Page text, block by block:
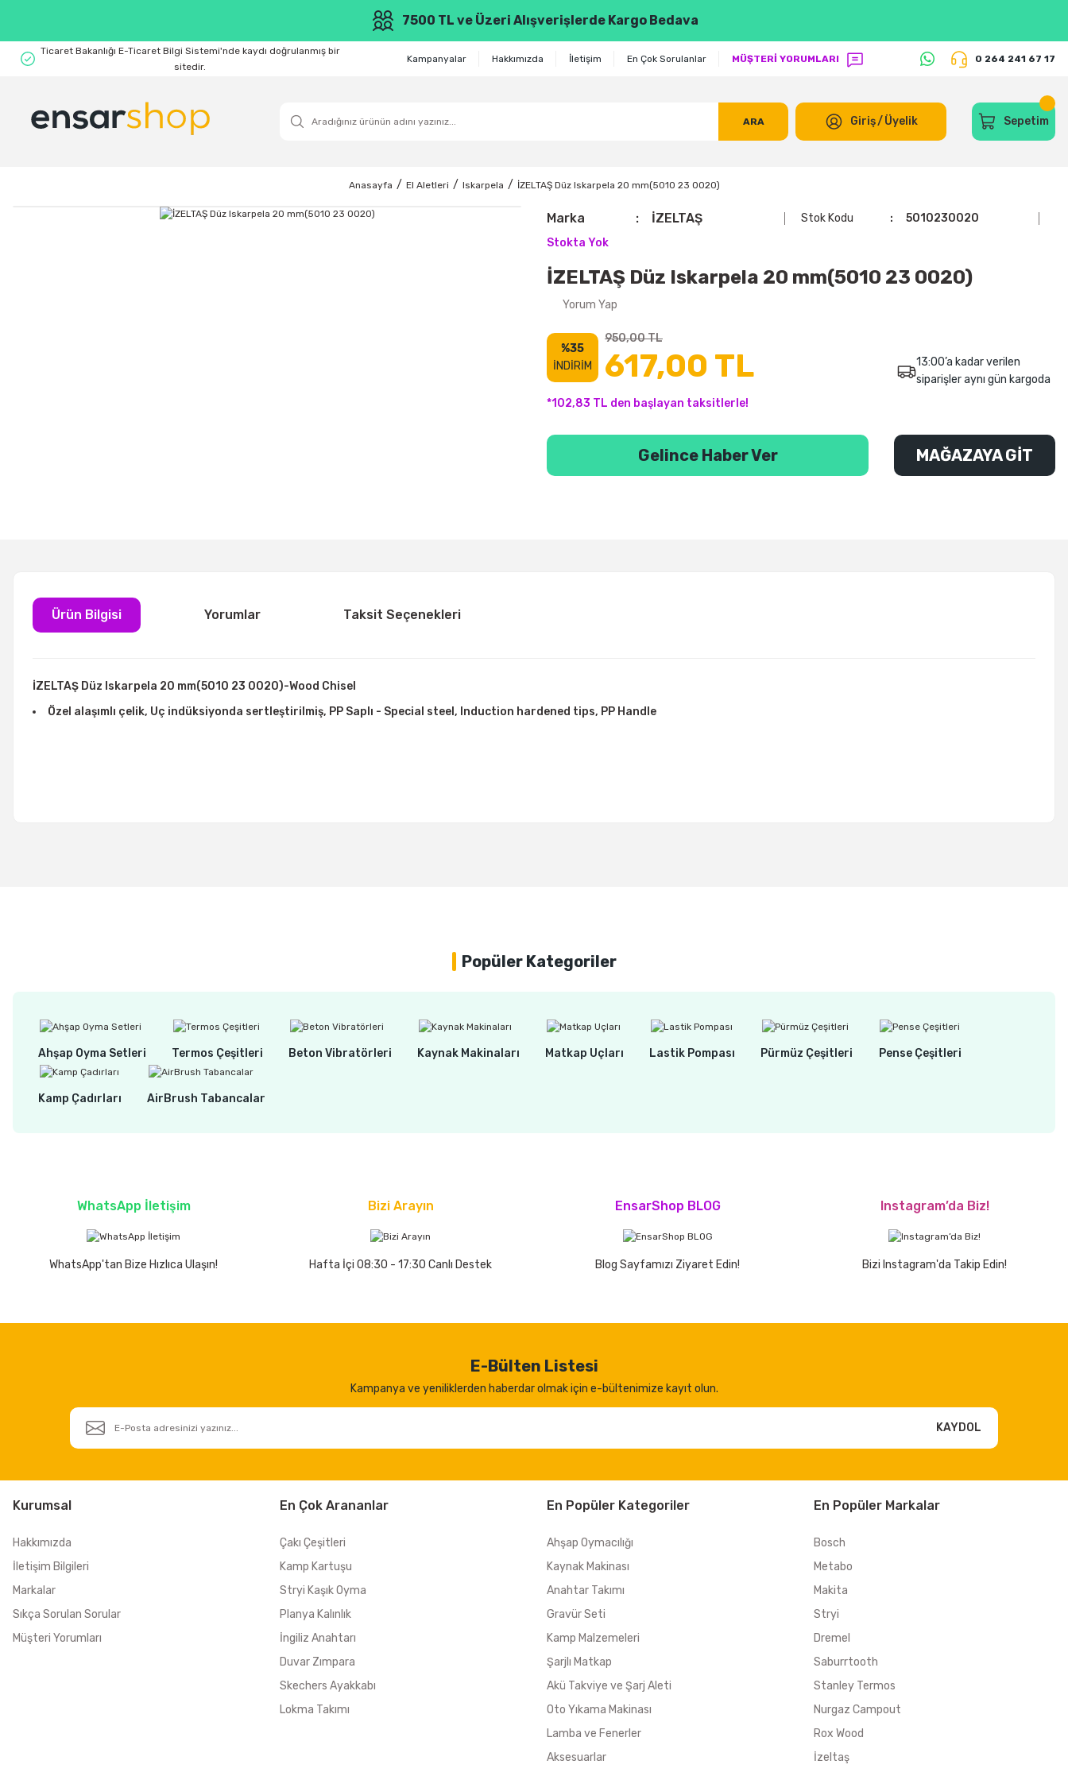
7500 TL ve Üzeri Alışverişlerde Kargo Bedava
Ticaret Bakanlığı E-Ticaret Bilgi Sistemi'nde kaydı doğrulanmış bir
sitedir.
Kampanyalar Hakkımızda İletişim En Çok Sorulanlar MÜŞTERİ YORUMLARI 0 264 241 67 17
ARA Giriş/Üyelik Sepetim
Anasayfa El Aletleri Iskarpela İZELTAŞ Düz Iskarpela 20 mm(5010 23 0020)
Marka İZELTAŞ Stok Kodu
5010230020
Stokta Yok
İZELTAŞ Düz Iskarpela 20 mm(5010 23 0020)
Yorum Yap
%35
İNDİRİM
950,00 TL
617,00 TL
*102,83 TL den başlayan taksitlerle!
13:00’a kadar verilen
siparişler aynı gün kargoda
Gelince Haber Ver MAĞAZAYA GİT
Ürün Bilgisi Yorumlar Taksit Seçenekleri
İZELTAŞ Düz Iskarpela 20 mm(5010 23 0020)-Wood Chisel
Özel alaşımlı çelik, Uç indüksiyonda sertleştirilmiş, PP Saplı - Special steel, Induction hardened tips, PP Handle
Popüler Kategoriler
Ahşap Oyma Setleri Termos Çeşitleri Beton Vibratörleri Kaynak Makinaları Matkap Uçları Lastik Pompası Pürmüz Çeşitleri Pense Çeşitleri
Kamp Çadırları AirBrush Tabancalar
WhatsApp İletişim
WhatsApp'tan Bize Hızlıca Ulaşın!
Bizi Arayın
Hafta İçi 08:30 - 17:30 Canlı Destek
EnsarShop BLOG
Blog Sayfamızı Ziyaret Edin!
Instagram’da Biz!
Bizi Instagram'da Takip Edin!
E-Bülten Listesi
Kampanya ve yeniliklerden haberdar olmak için e-bültenimize kayıt olun.
KAYDOL
Kurumsal
Hakkımızda
İletişim Bilgileri
Markalar
Sıkça Sorulan Sorular
Müşteri Yorumları
En Çok Arananlar
Çakı Çeşitleri
Kamp Kartuşu
Stryi Kaşık Oyma
Planya Kalınlık
İngiliz Anahtarı
Duvar Zımpara
Skechers Ayakkabı
Lokma Takımı
En Popüler Kategoriler
Ahşap Oymacılığı
Kaynak Makinası
Anahtar Takımı
Gravür Seti
Kamp Malzemeleri
Şarjlı Matkap
Akü Takviye ve Şarj Aleti
Oto Yıkama Makinası
Lamba ve Fenerler
Aksesuarlar
En Popüler Markalar
Bosch
Metabo
Makita
Stryi
Dremel
Saburrtooth
Stanley Termos
Nurgaz Campout
Rox Wood
İzeltaş